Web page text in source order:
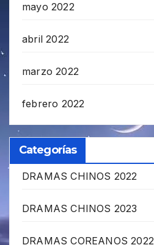
mayo 2022
abril 2022
marzo 2022
febrero 2022
Categorías
DRAMAS CHINOS 2022
DRAMAS CHINOS 2023
DRAMAS COREANOS 2022